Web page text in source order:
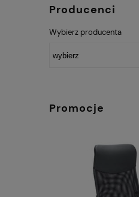
Producenci
Wybierz producenta
Promocje